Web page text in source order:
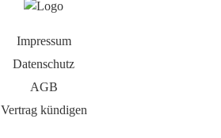
Impressum
Datenschutz
AGB
Vertrag kündigen